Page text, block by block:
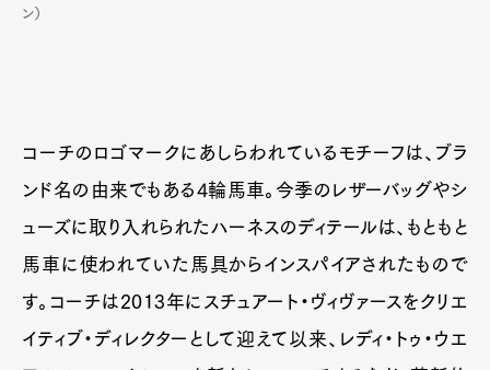
ン）
コーチのロゴマークにあしらわれているモチーフは、ブラ
ンド名の由来でもある4輪馬車。今季のレザーバッグやシ
ューズに取り入れられたハーネスのディテールは、もともと
馬車に使われていた馬具からインスパイアされたもので
す。コーチは2013年にスチュアート・ヴィヴァースをクリエ
イティブ・ディレクターとして迎えて以来、レディ・トゥ・ウエ